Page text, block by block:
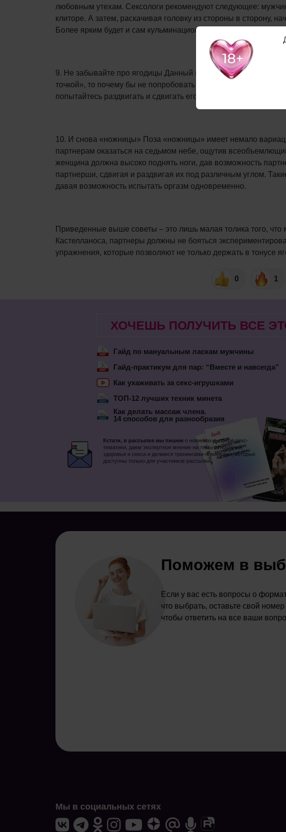
любовным утехам. Сексологи рекомендуют следующее:
клиторе. А затем, раскачивая головку из стороны в сторону,
Более ярким будет и сам кульминационный момент.
9. Не забывайте про ягодицы Данный прием подходит не для
точкой», то почему бы не попробовать следующее: начните
попытайтесь раздвигать и сдвигать его анус, задействовав
10. И снова «ножницы» Поза «ножницы» имеет немало
партнерам оказаться на седьмом небе, ощутив
женщина должна высоко поднять ноги, дав возможность
партнерши, сдвигая и раздвигая их под различным углом.
давая возможность испытать оргазм одновременно.
Приведенные выше советы – это лишь малая толика того,
Кастелланоса, партнеры должны не бояться
упражнения, которые позволяют не только держать в тонусе
0 1
ХОЧЕШЬ ПОЛУЧИТЬ ВСЕ
Гайд по мануальным ласкам мужчины
Гайд-практикум для пар: “Вместе и навсегда”
Как ухаживать за секс-игрушками
ТОП-12 лучших техник минета
Как делать массаж члена.
14 способов для разнообразия
Кстати, в рассылке мы пишем о новинках в сфере секс-
тематики, даем экспертное мнение на темы отношений,
здоровья и секса и делимся тренингами-новинками, которые
доступны только для участников рассылки!
Поможем в
Если у вас есть вопросы о
что выбрать, оставьте свой
чтобы ответить на все ваши
Мы в социальных сетях